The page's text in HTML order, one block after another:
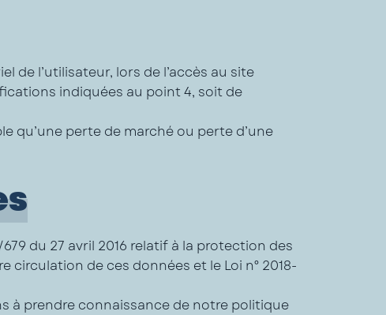
de l’utilisateur, lors de l’accès au site
indiquées au point 4, soit de
qu’une perte de marché ou perte d’une
du 27 avril 2016 relatif à la protection des
circulation de ces données et le Loi n° 2018-
à prendre connaissance de notre politique